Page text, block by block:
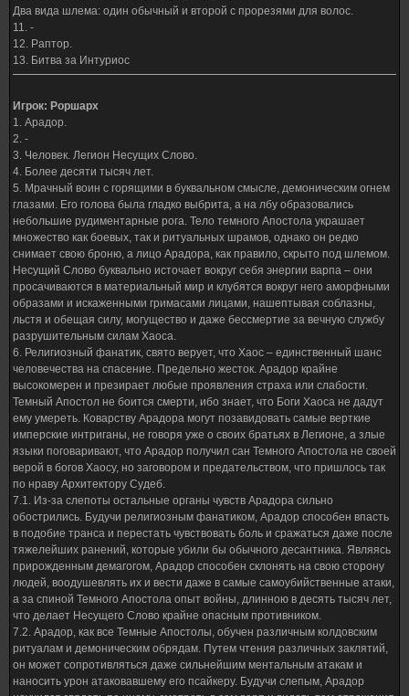
Два вида шлема: один обычный и второй с прорезями для волос.
11. -
12. Раптор.
13. Битва за Интуриос
Игрок: Роршарх
1. Арадор.
2. -
3. Человек. Легион Несущих Слово.
4. Более десяти тысяч лет.
5. Мрачный воин с горящими в буквальном смысле, демоническим огнем
глазами. Его голова была гладко выбрита, а на лбу образовались
небольшие рудиментарные рога. Тело темного Апостола украшает
множество как боевых, так и ритуальных шрамов, однако он редко
снимает свою броню, а лицо Арадора, как правило, скрыто под шлемом.
Несущий Слово буквально источает вокруг себя энергии варпа – они
просачиваются в материальный мир и клубятся вокруг него аморфными
образами и искаженными гримасами лицами, нашептывая соблазны,
льстя и обещая силу, могущество и даже бессмертие за вечную службу
разрушительным силам Хаоса.
6. Религиозный фанатик, свято верует, что Хаос – единственный шанс
человечества на спасение. Предельно жесток. Арадор крайне
высокомерен и презирает любые проявления страха или слабости.
Темный Апостол не боится смерти, ибо знает, что Боги Хаоса не дадут
ему умереть. Коварству Арадора могут позавидовать самые верткие
имперские интриганы, не говоря уже о своих братьях в Легионе, а злые
языки поговаривают, что Арадор получил сан Темного Апостола не своей
верой в богов Хаосу, но заговором и предательством, что пришлось так
по нраву Архитектору Судеб.
7.1. Из-за слепоты остальные органы чувств Арадора сильно
обострились. Будучи религиозным фанатиком, Арадор способен впасть
в подобие транса и перестать чувствовать боль и сражаться даже после
тяжелейших ранений, которые убили бы обычного десантника. Являясь
прирожденным демагогом, Арадор способен склонять на свою сторону
людей, воодушевлять их и вести даже в самые самоубийственные атаки,
а за спиной Темного Апостола опыт войны, длинною в десять тысяч лет,
что делает Несущего Слово крайне опасным противником.
7.2. Арадор, как все Темные Апостолы, обучен различным колдовским
ритуалам и демоническим обрядам. Путем чтения различных заклятий,
он может сопротивляться даже сильнейшим ментальным атакам и
наносить урон атаковавшему его псайкеру. Будучи слепым, Арадор